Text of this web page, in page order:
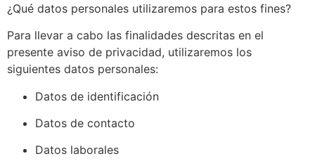
¿Qué datos personales utilizaremos para estos fines?
Para llevar a cabo las finalidades descritas en el
presente aviso de privacidad, utilizaremos los
siguientes datos personales:
Datos de identificación
Datos de contacto
Datos laborales